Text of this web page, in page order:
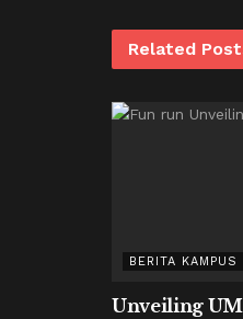
Related
BERITA KAMPUS
Unveiling